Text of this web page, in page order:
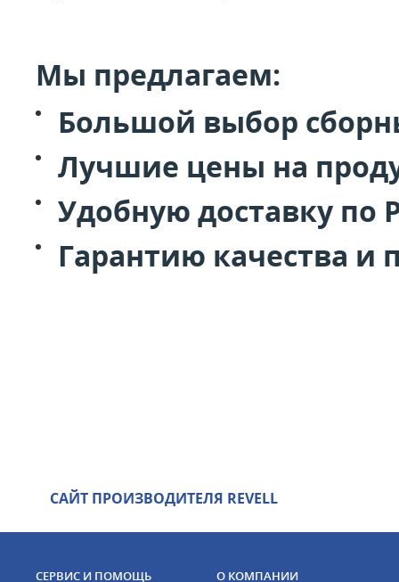
Мы предлагаем:
Большой выбор
Лучшие цены на
Удобную доставку по
Гарантию качества и
САЙТ ПРОИЗВОДИТЕЛЯ REVELL
СЕРВИС И ПОМОЩЬ О КОМПАНИИ